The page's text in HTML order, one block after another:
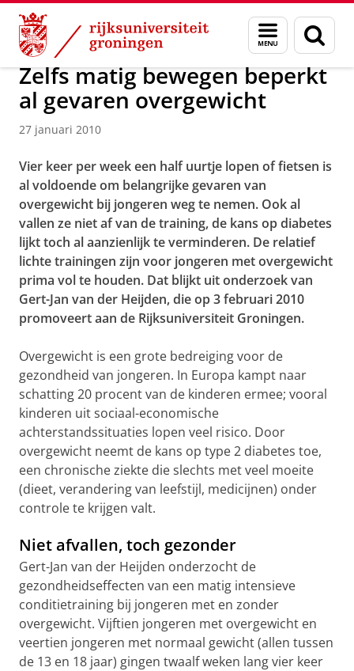
Skip
Content
Skip
Navigation
Menu
en
zoeken
Over ons Actueel Nieuws Nieuwsberichten
Zelfs matig bewegen beperkt
al gevaren overgewicht
27 januari 2010
Vier keer per week een half uurtje lopen of fietsen is
al voldoende om belangrijke gevaren van
overgewicht bij jongeren weg te nemen. Ook al
vallen ze niet af van de training, de kans op diabetes
lijkt toch al aanzienlijk te verminderen. De relatief
lichte trainingen zijn voor jongeren met overgewicht
prima vol te houden. Dat blijkt uit onderzoek van
Gert-Jan van der Heijden, die op 3 februari 2010
promoveert aan de Rijksuniversiteit Groningen.
Overgewicht is een grote bedreiging voor de
gezondheid van jongeren. In Europa kampt naar
schatting 20 procent van de kinderen ermee; vooral
kinderen uit sociaal-economische
achterstandssituaties lopen veel risico. Door
overgewicht neemt de kans op type 2 diabetes toe,
een chronische ziekte die slechts met veel moeite
(dieet, verandering van leefstijl, medicijnen) onder
controle te krijgen valt.
Niet afvallen, toch gezonder
Gert-Jan van der Heijden onderzocht de
gezondheidseffecten van een matig intensieve
conditietraining bij jongeren met en zonder
overgewicht. Vijftien jongeren met overgewicht en
veertien jongeren met normaal gewicht (allen tussen
de 13 en 18 jaar) gingen twaalf weken lang vier keer